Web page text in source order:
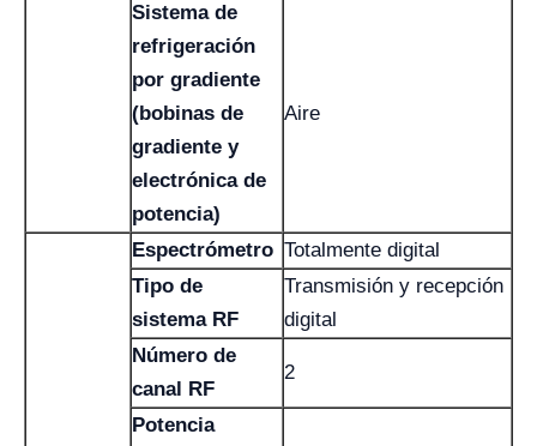
Sistema de
refrigeración
por gradiente
(bobinas de
gradiente y
electrónica de
potencia)
Aire
Espectrómetro Totalmente digital
Tipo de
sistema RF
Transmisión y recepción
digital
Número de
canal RF
2
Potencia